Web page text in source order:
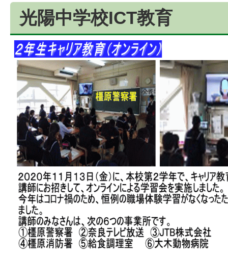
光陽中学校ICT教育